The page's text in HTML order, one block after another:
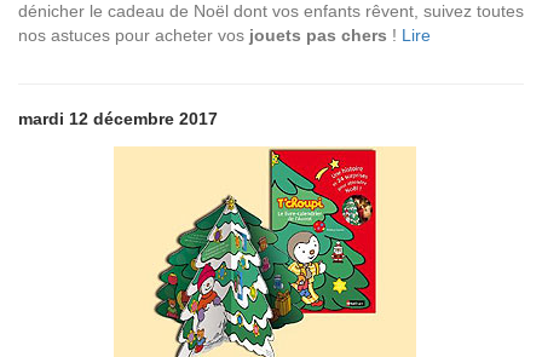
dénicher le cadeau de Noël dont vos enfants rêvent, suivez toutes
nos astuces pour acheter vos jouets pas chers ! Lire
mardi 12 décembre 2017